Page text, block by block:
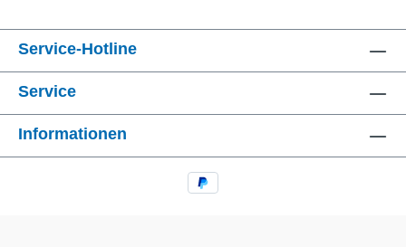
Service-Hotline
Service
Informationen